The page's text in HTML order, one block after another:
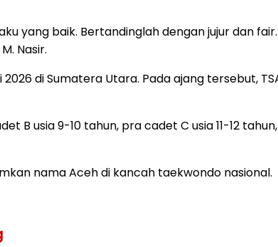
yang baik. Bertandinglah dengan jujur dan
Nasir.
di Sumatera Utara. Pada ajang tersebut,
usia 9-10 tahun, pra cadet C usia 11-12
nama Aceh di kancah taekwondo nasional.